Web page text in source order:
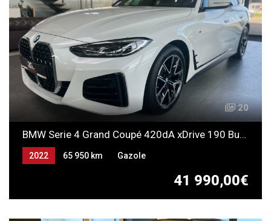
20
BMW Serie 4 Grand Coupé 420dA xDrive 190 Business Design
41 990,00€
2022 65 950 km Gazole